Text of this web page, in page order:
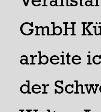
GmbH
arbeite
der